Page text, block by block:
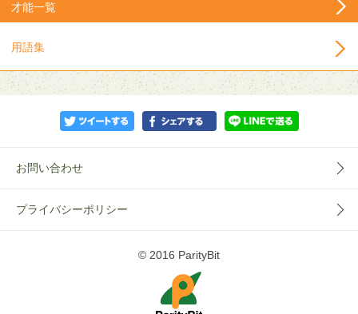
才能一覧
用語集
お問い合わせ
プライバシーポリシー
© 2016 ParityBit